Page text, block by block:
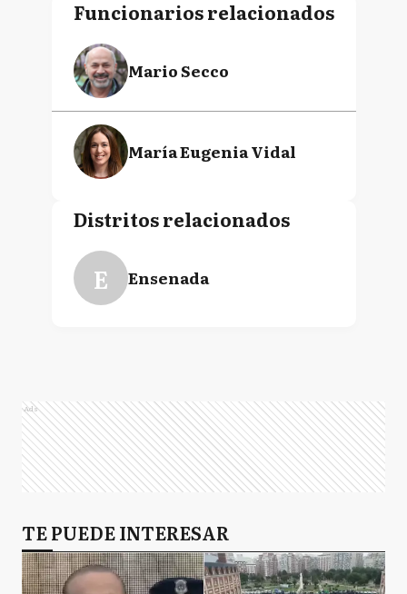
Funcionarios relacionados
Mario Secco
María Eugenia Vidal
Distritos relacionados
E Ensenada
Ads
TE PUEDE INTERESAR